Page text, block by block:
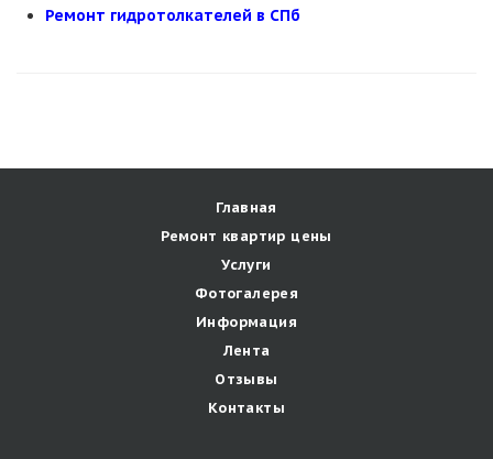
Ремонт гидротолкателей в СПб
Главная
Ремонт квартир цены
Услуги
Фотогалерея
Информация
Лента
Отзывы
Контакты